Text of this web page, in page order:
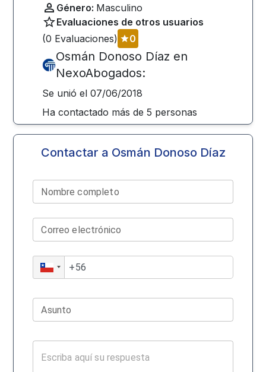
Género: Masculino
Evaluaciones de otros usuarios
(0 Evaluaciones) 0
Osmán Donoso Díaz en
NexoAbogados:
Se unió el 07/06/2018
Ha contactado más de5 personas
Contactar a Osmán Donoso Díaz
Nombre completo
Correo electrónico
Asunto